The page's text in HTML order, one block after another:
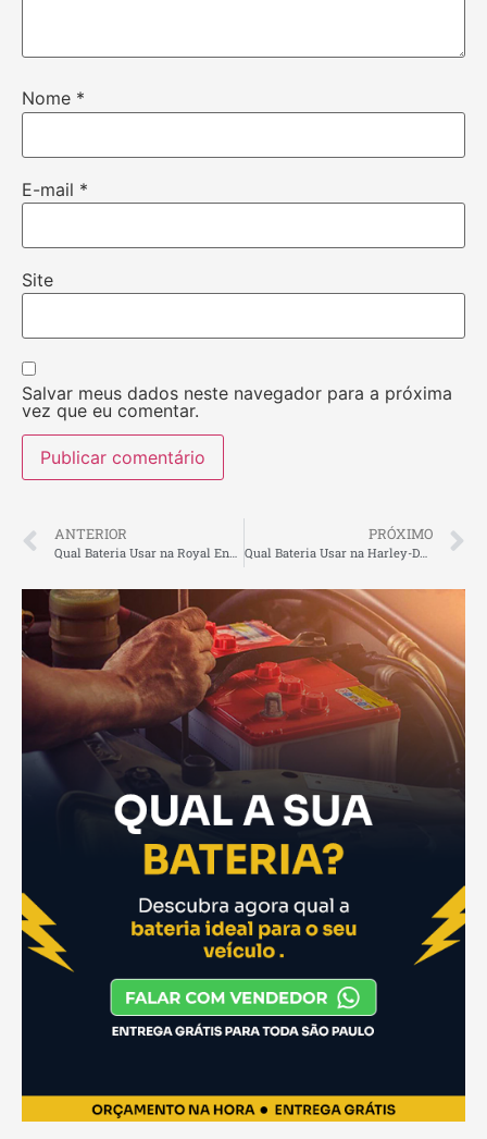
Nome *
E-mail *
Site
Salvar meus dados neste navegador para a próxima
vez que eu comentar.
ANTERIOR PRÓXIMO
Qual Bateria Usar na Harley-Davidson Fat Boy: O Guia Completo